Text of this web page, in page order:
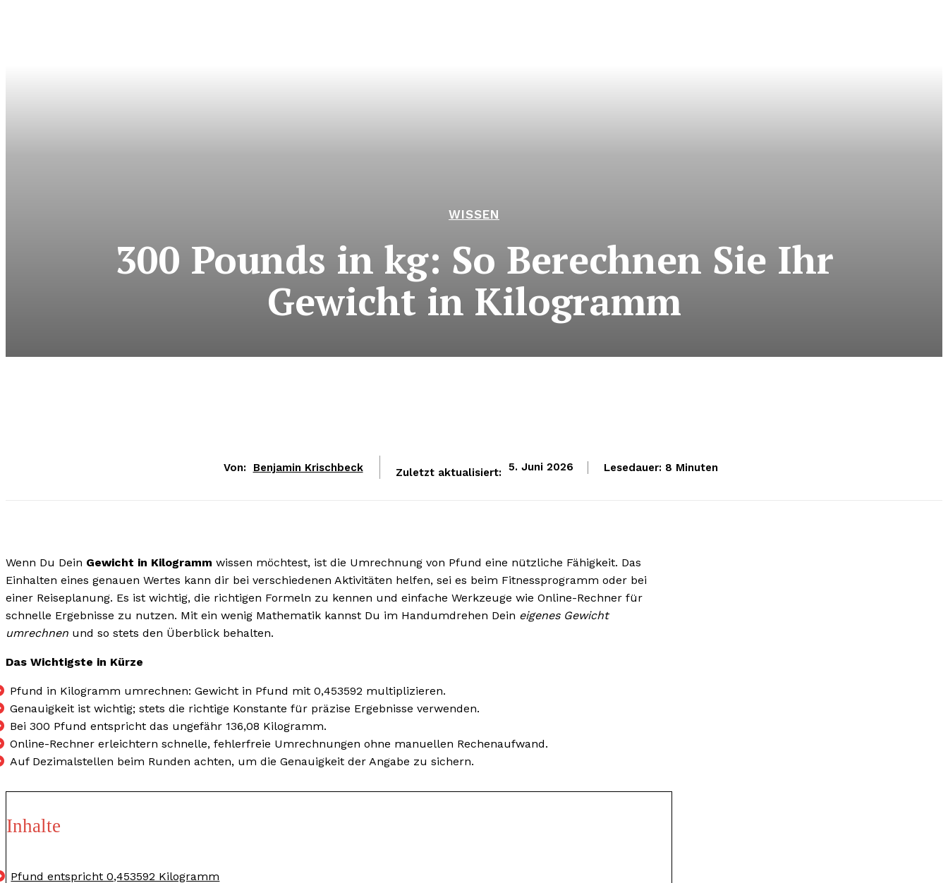
WISSEN
300 Pounds in kg: So Berechnen Sie Ihr
Gewicht in Kilogramm
Von: Benjamin Krischbeck Zuletzt aktualisiert: 5. Juni 2026 Lesedauer: 8 Minuten
Wenn Du Dein Gewicht in Kilogramm wissen möchtest, ist die Umrechnung von Pfund eine nützliche Fähigkeit. Das
Einhalten eines genauen Wertes kann dir bei verschiedenen Aktivitäten helfen, sei es beim Fitnessprogramm oder bei
einer Reiseplanung. Es ist wichtig, die richtigen Formeln zu kennen und einfache Werkzeuge wie Online-Rechner für
schnelle Ergebnisse zu nutzen. Mit ein wenig Mathematik kannst Du im Handumdrehen Dein eigenes Gewicht
umrechnen und so stets den Überblick behalten.
Das Wichtigste in Kürze
Pfund in Kilogramm umrechnen: Gewicht in Pfund mit 0,453592 multiplizieren.
Genauigkeit ist wichtig; stets die richtige Konstante für präzise Ergebnisse verwenden.
Bei 300 Pfund entspricht das ungefähr 136,08 Kilogramm.
Online-Rechner erleichtern schnelle, fehlerfreie Umrechnungen ohne manuellen Rechenaufwand.
Auf Dezimalstellen beim Runden achten, um die Genauigkeit der Angabe zu sichern.
Inhalte
Pfund entspricht 0,453592 Kilogramm